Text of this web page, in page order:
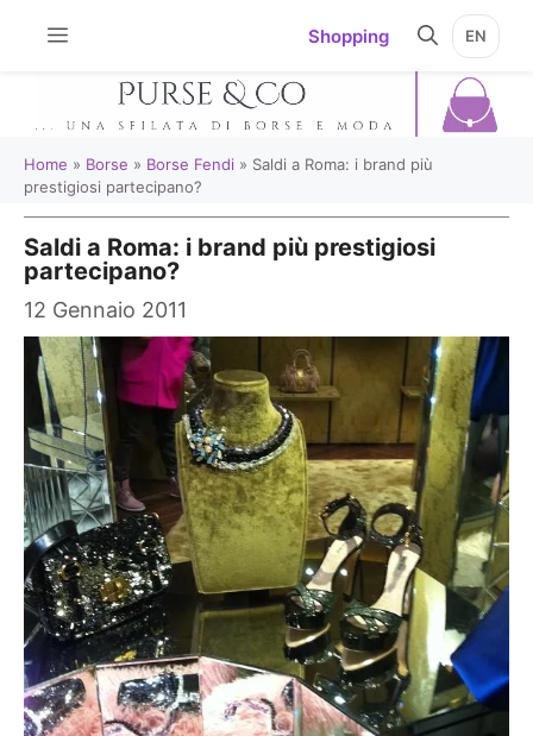
Shopping EN
Home » Borse » Borse Fendi » Saldi a Roma: i brand più
prestigiosi partecipano?
Saldi a Roma: i brand più prestigiosi
partecipano?
12 Gennaio 2011